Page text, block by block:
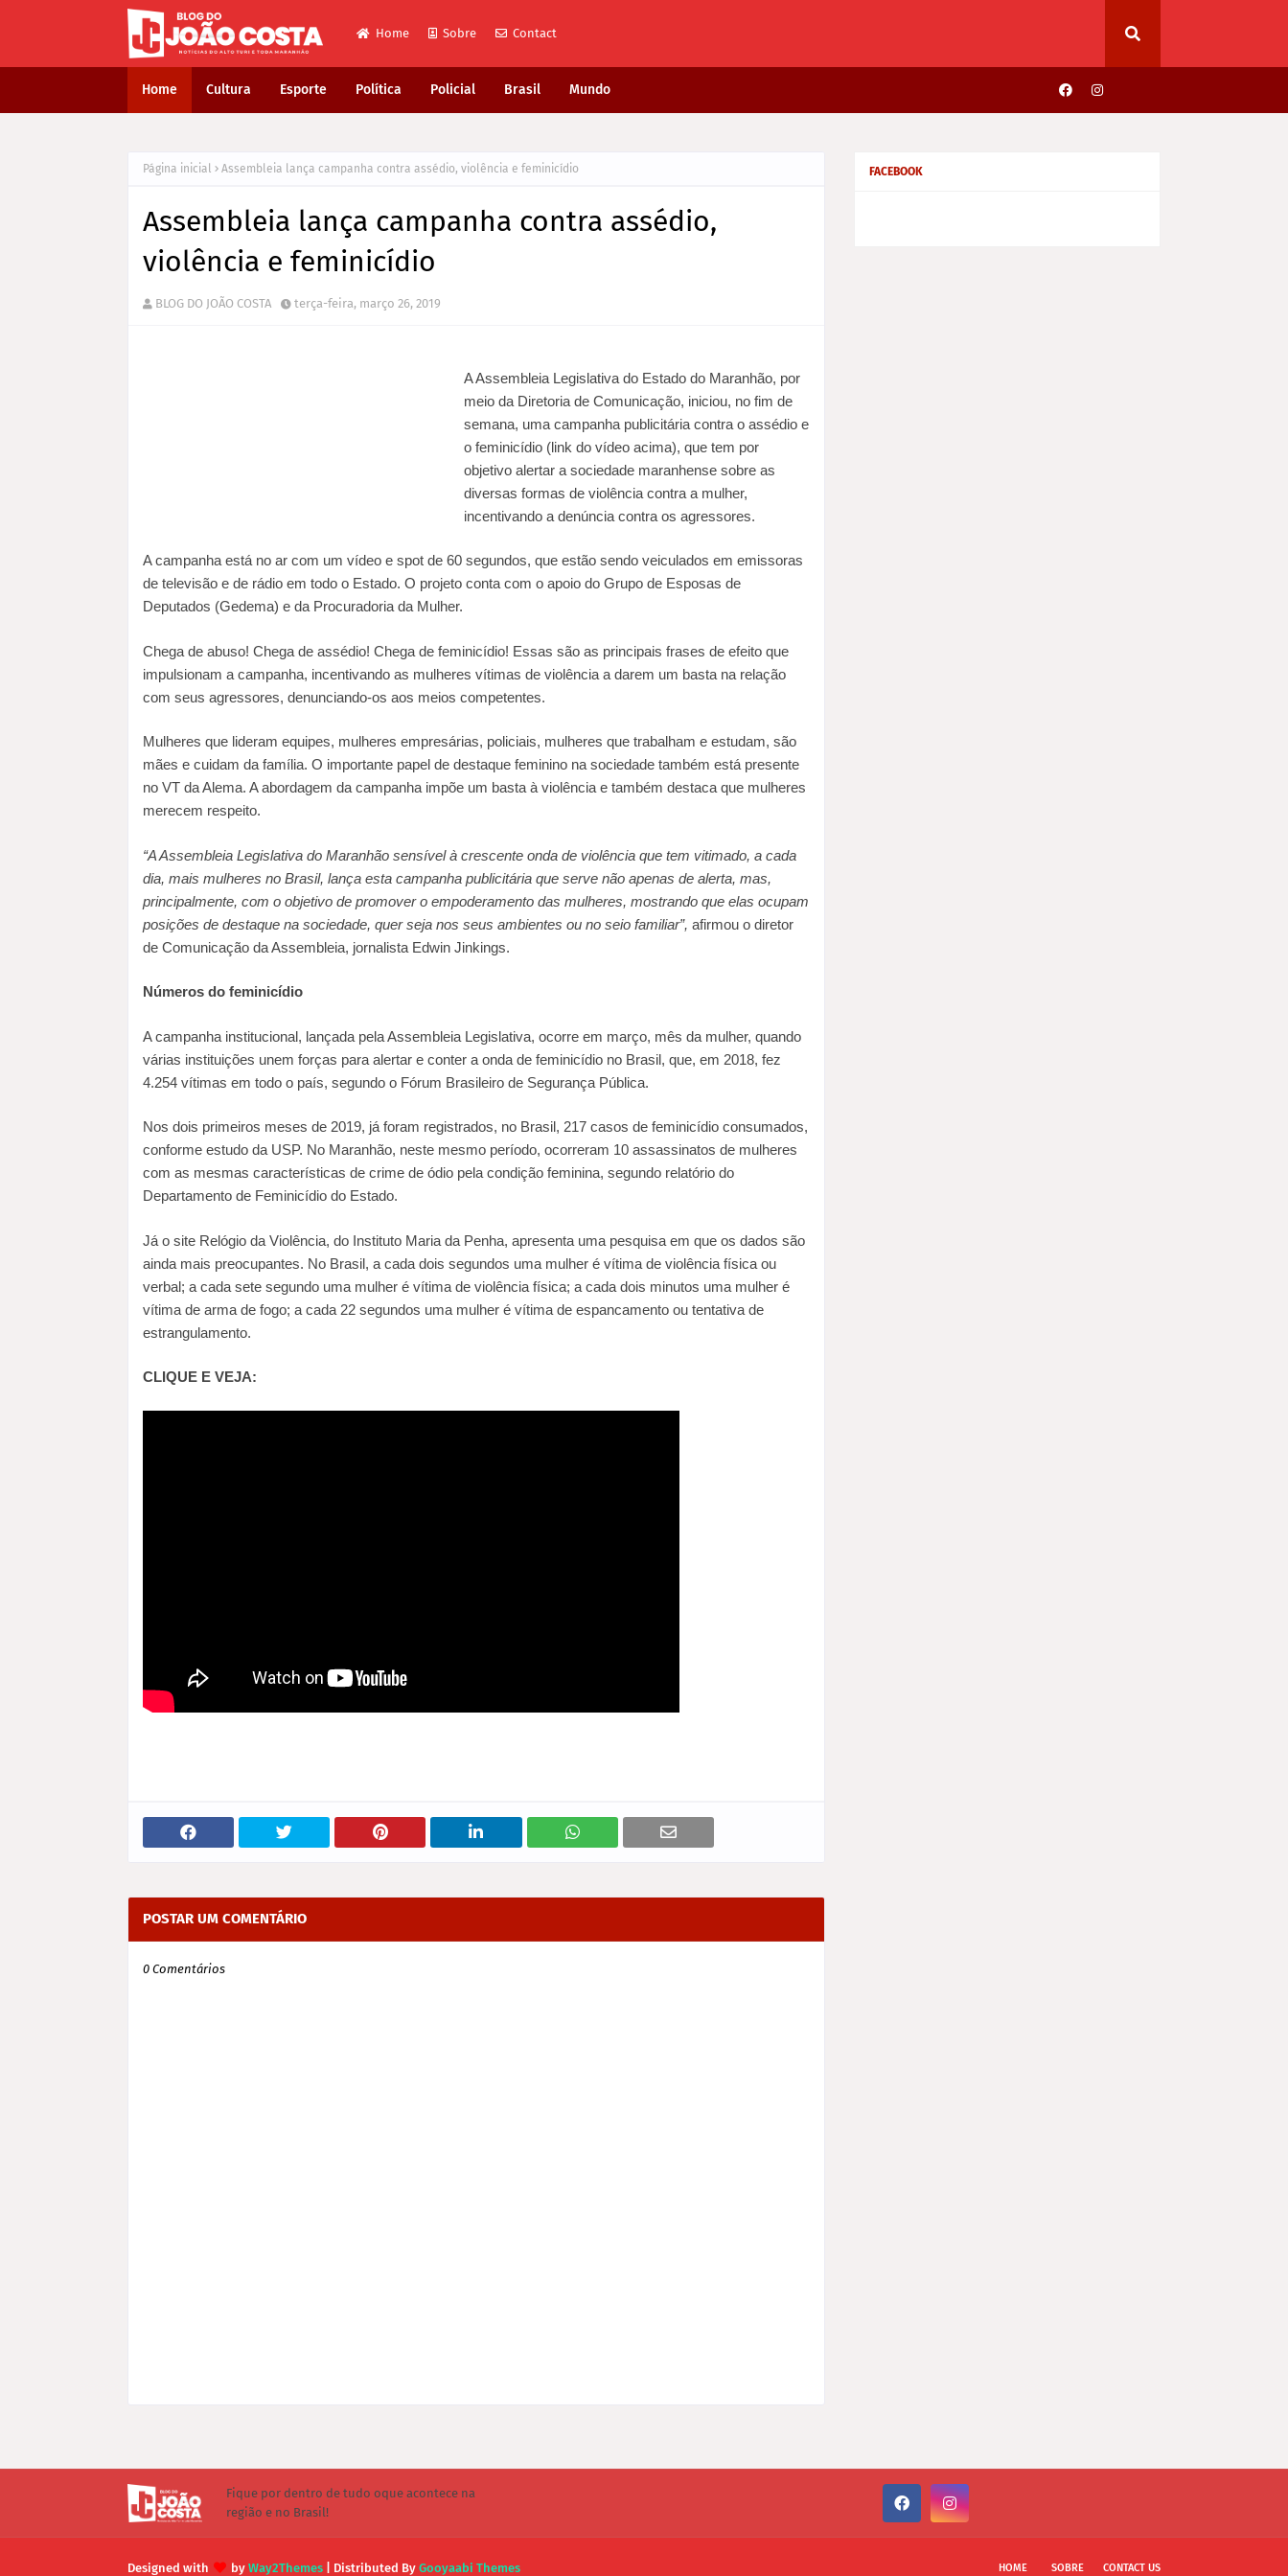
Home Sobre Contact
Home Cultura Esporte Política Policial Brasil Mundo
Página inicial Assembleia lança campanha contra assédio, violência e feminicídio
Assembleia lança campanha contra assédio,
violência e feminicídio
BLOG DO JOÃO COSTA terça-feira, março 26, 2019
A Assembleia Legislativa do Estado do Maranhão, por
meio da Diretoria de Comunicação, iniciou, no fim de
semana, uma campanha publicitária contra o assédio e
o feminicídio (link do vídeo acima), que tem por
objetivo alertar a sociedade maranhense sobre as
diversas formas de violência contra a mulher,
incentivando a denúncia contra os agressores.
A campanha está no ar com um vídeo e spot de 60 segundos, que estão sendo veiculados em emissoras
de televisão e de rádio em todo o Estado. O projeto conta com o apoio do Grupo de Esposas de
Deputados (Gedema) e da Procuradoria da Mulher.
Chega de abuso! Chega de assédio! Chega de feminicídio! Essas são as principais frases de efeito que
impulsionam a campanha, incentivando as mulheres vítimas de violência a darem um basta na relação
com seus agressores, denunciando-os aos meios competentes.
Mulheres que lideram equipes, mulheres empresárias, policiais, mulheres que trabalham e estudam, são
mães e cuidam da família. O importante papel de destaque feminino na sociedade também está presente
no VT da Alema. A abordagem da campanha impõe um basta à violência e também destaca que mulheres
merecem respeito.
“A Assembleia Legislativa do Maranhão sensível à crescente onda de violência que tem vitimado, a cada
dia, mais mulheres no Brasil, lança esta campanha publicitária que serve não apenas de alerta, mas,
principalmente, com o objetivo de promover o empoderamento das mulheres, mostrando que elas ocupam
posições de destaque na sociedade, quer seja nos seus ambientes ou no seio familiar”, afirmou o diretor
de Comunicação da Assembleia, jornalista Edwin Jinkings.
Números do feminicídio
A campanha institucional, lançada pela Assembleia Legislativa, ocorre em março, mês da mulher, quando
várias instituições unem forças para alertar e conter a onda de feminicídio no Brasil, que, em 2018, fez
4.254 vítimas em todo o país, segundo o Fórum Brasileiro de Segurança Pública.
Nos dois primeiros meses de 2019, já foram registrados, no Brasil, 217 casos de feminicídio consumados,
conforme estudo da USP. No Maranhão, neste mesmo período, ocorreram 10 assassinatos de mulheres
com as mesmas características de crime de ódio pela condição feminina, segundo relatório do
Departamento de Feminicídio do Estado.
Já o site Relógio da Violência, do Instituto Maria da Penha, apresenta uma pesquisa em que os dados são
ainda mais preocupantes. No Brasil, a cada dois segundos uma mulher é vítima de violência física ou
verbal; a cada sete segundo uma mulher é vítima de violência física; a cada dois minutos uma mulher é
vítima de arma de fogo; a cada 22 segundos uma mulher é vítima de espancamento ou tentativa de
estrangulamento.
CLIQUE E VEJA:
POSTAR UM COMENTÁRIO
0 Comentários
FACEBOOK
Fique por dentro de tudo oque acontece na
região e no Brasil!
HOME SOBRE CONTACT US
Designed with by Way2Themes | Distributed By Gooyaabi Themes